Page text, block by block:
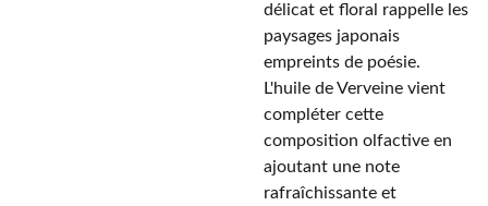
délicat et floral rappelle les
paysages japonais
empreints de poésie.
L'huile de Verveine vient
compléter cette
composition olfactive en
ajoutant une note
rafraîchissante et